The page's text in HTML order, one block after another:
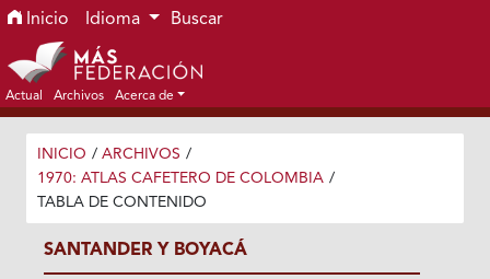
Ir al menú de navegación principal
Ir al contenido principal
Ir al pie de página del sitio
Inicio Idioma Buscar
Actual Archivos Acerca de
INICIO / ARCHIVOS /
1970: ATLAS CAFETERO DE COLOMBIA /
TABLA DE CONTENIDO
SANTANDER Y BOYACÁ